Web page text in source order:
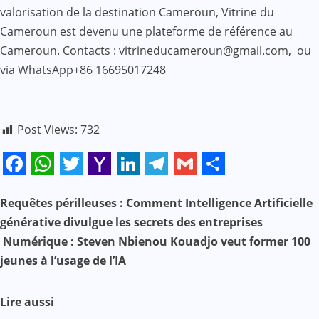
valorisation de la destination Cameroun, Vitrine du
Cameroun est devenu une plateforme de référence au
Cameroun. Contacts : vitrineducameroun@gmail.com, ou
via WhatsApp+86 16695017248
Post Views: 732
Mail
N
a
v
i
Requêtes périlleuses : Comment Intelligence Artificielle
générative divulgue les secrets des entreprises
Numérique : Steven Nbienou Kouadjo veut former 100
jeunes à l’usage de l’IA
Lire aussi